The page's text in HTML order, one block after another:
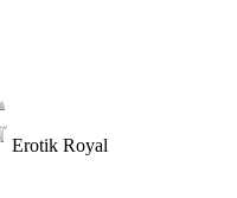
Erotik Royal